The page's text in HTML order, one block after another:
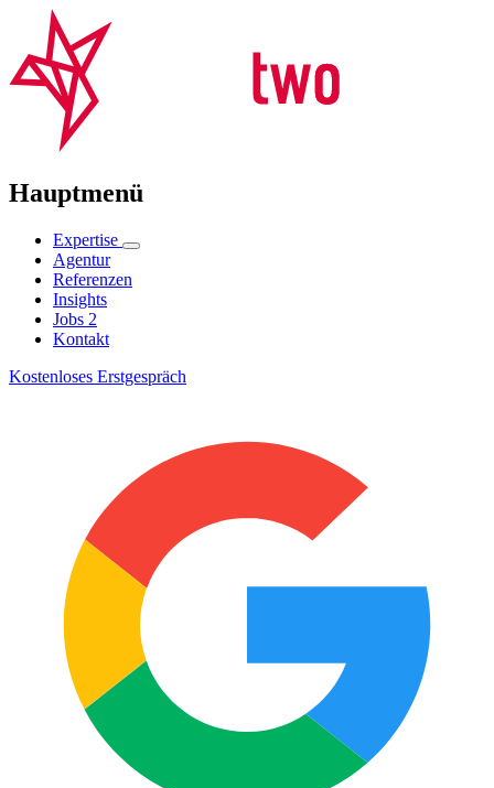
Hauptmenü
Expertise
Agentur
Referenzen
Insights
Jobs 2
Kontakt
Kostenloses Erstgespräch